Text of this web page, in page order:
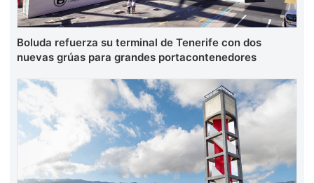
Boluda refuerza su terminal de Tenerife con dos
nuevas grúas para grandes portacontenedores